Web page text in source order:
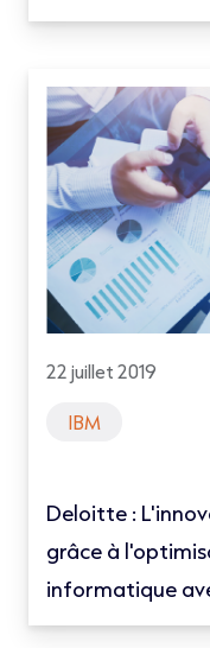
22 juillet 2019
IBM
Deloitte :
grâce à
informatique